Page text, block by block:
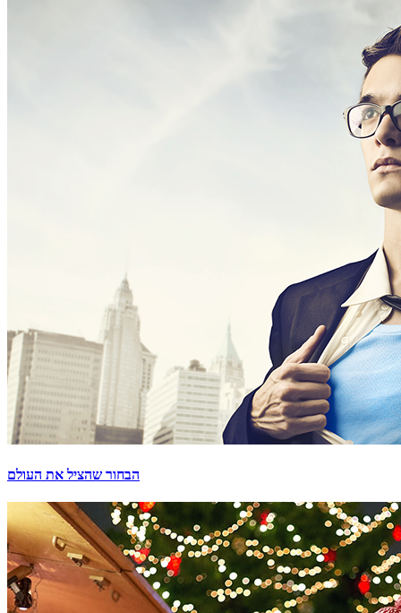
הבחור שהציל את העולם